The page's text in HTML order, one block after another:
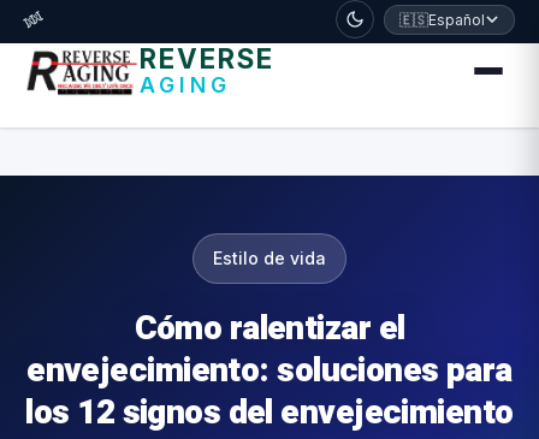
דלג לתוכן הראשי
🧬 🇪🇸Español
REVERSE
AGING
Estilo de vida
Cómo ralentizar el
envejecimiento: soluciones para
los 12 signos del envejecimiento